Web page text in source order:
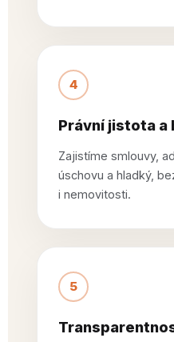
4
Právní jistota a
Zajistíme smlouvy,
úschovu a hladký,
i nemovitosti.
5